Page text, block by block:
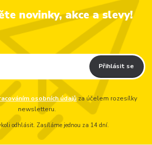
novinky, akce a slevy!
Přihlásit se
osobních údajů za účelem rozesílky
newsletteru.
odhlásit. Zasíláme jednou za 14 dní.